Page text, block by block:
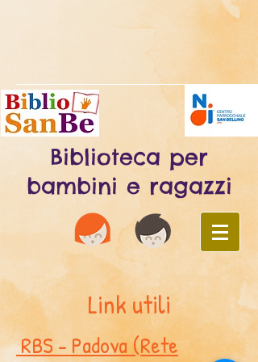
Biblioteca per
bambini e ragazzi
Link utili
RBS - Padova (Rete